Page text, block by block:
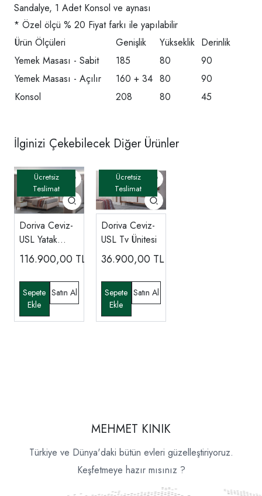
Sandalye, 1 Adet Konsol ve aynası
* Özel ölçü % 20 Fiyat farkı ile yapılabilir
Ürün Ölçüleri
Genişlik Yükseklik Derinlik
Yemek Masası - Sabit
185 80
90
Yemek Masası - Açılır
160 + 34 80
90
Konsol
208 80 45
İlginizi Çekebilecek Diğer Ürünler
Doriva Ceviz-
USL Yatak
Odası
116.900,00 TL
Doriva Ceviz-
USL Tv Ünitesi
36.900,00 TL
MEHMET KINIK
Türkiye ve Dünya'daki bütün evleri güzelleştiriyoruz.
Keşfetmeye hazır mısınız ?